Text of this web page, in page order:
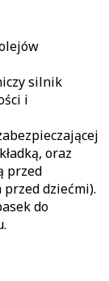
silnik
i
oraz
przed
dziećmi).
do